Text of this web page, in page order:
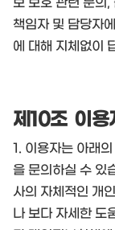
책임자 및 담당자
에 대해 지체없이
제10조 이용
1. 이용자는 아래
을 문의하실 수 있
사의 자체적인 개
나 보다 자세한 도